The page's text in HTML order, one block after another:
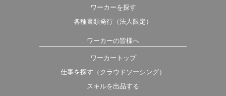
ワーカーを探す
各種書類発行（法人限定）
ワーカーの皆様へ
ワーカートップ
仕事を探す（クラウドソーシング）
スキルを出品する